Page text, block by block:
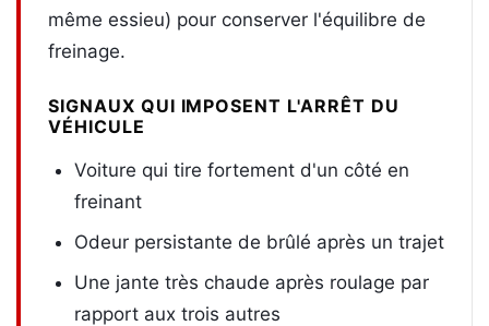
même essieu) pour conserver l'équilibre de
freinage.
SIGNAUX QUI IMPOSENT L'ARRÊT DU
VÉHICULE
Voiture qui tire fortement d'un côté en
freinant
Odeur persistante de brûlé après un trajet
Une jante très chaude après roulage par
rapport aux trois autres